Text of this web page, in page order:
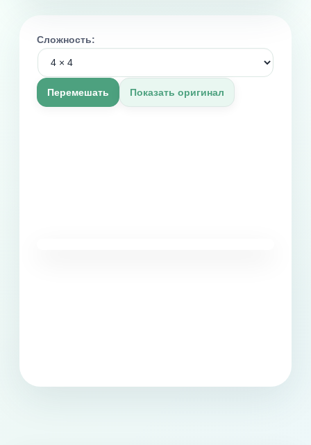
Сложность:
Перемешать Показать оригинал